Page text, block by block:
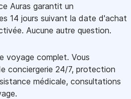
Auras garantit un
14 jours suivant la date d'achat
Aucune autre question.
voyage complet. Vous
conciergerie 24/7, protection
médicale, consultations